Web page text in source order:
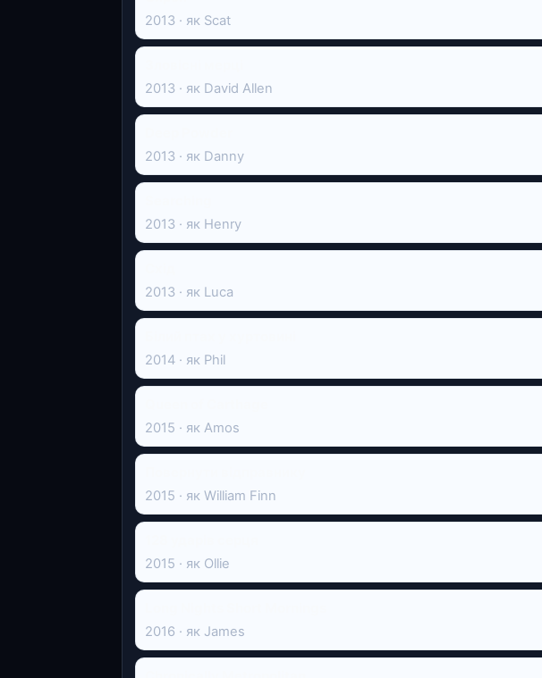
2013 · як Scat
2013 · як David Allen
2013 · як Danny
2013 · як Henry
2013 · як Luca
2014 · як Phil
2015 · як Amos
2015 · як William Finn
2015 · як Ollie
2016 · як James